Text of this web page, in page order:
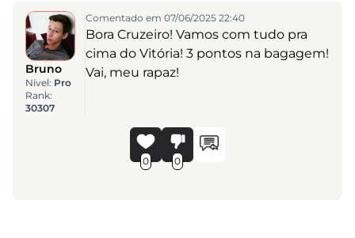
Bruno
Nível: Pro
Rank:
30307
Comentado em 07/06/2025 22:40
Bora Cruzeiro! Vamos com tudo pra
cima do Vitória! 3 pontos na bagagem!
Vai, meu rapaz!
0 0